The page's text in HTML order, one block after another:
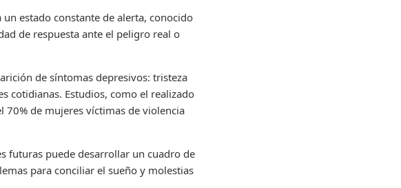
estado constante de alerta, conocido
de respuesta ante el peligro real o
de síntomas depresivos: tristeza
cotidianas. Estudios, como el realizado
70% de mujeres víctimas de violencia
futuras puede desarrollar un cuadro de
para conciliar el sueño y molestias